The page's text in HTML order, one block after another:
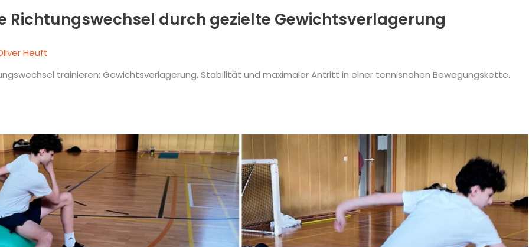
Richtungswechsel durch gezielte Gewichtsverlagerung
Heuft
trainieren: Gewichtsverlagerung, Stabilität und maximaler Antritt in einer tennisnahen Bewegungskette.